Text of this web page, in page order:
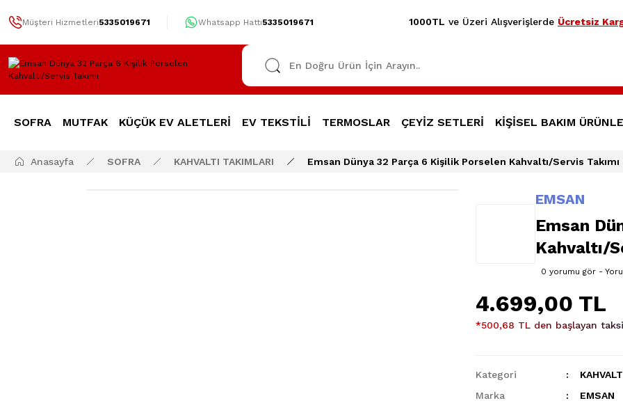
Müşteri Hizmetleri5335019671 Whatsapp Hattı5335019671 1000TL ve Üzeri Alışverişlerde Ücretsiz
SOFRA MUTFAK KÜÇÜK EV ALETLERİ EV TEKSTİLİ TERMOSLAR ÇEYİZ SETLERİ KİŞİSEL BAKIM
Anasayfa SOFRA KAHVALTI TAKIMLARI Emsan Dünya 32 Parça 6 Kişilik Porselen Kahvaltı/Servis Takımı
EMSAN
Emsan
Kahvaltı/
0 yorumu gör -
4.699,00 TL
*500,68 TL den başlayan
Kategori
Marka
EMSAN